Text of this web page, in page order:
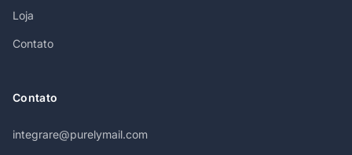
Loja
Contato
Contato
integrare@purelymail.com